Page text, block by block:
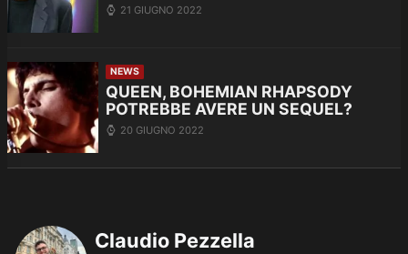
21 GIUGNO 2022
NEWS
QUEEN, BOHEMIAN RHAPSODY
POTREBBE AVERE UN SEQUEL?
20 GIUGNO 2022
Claudio Pezzella